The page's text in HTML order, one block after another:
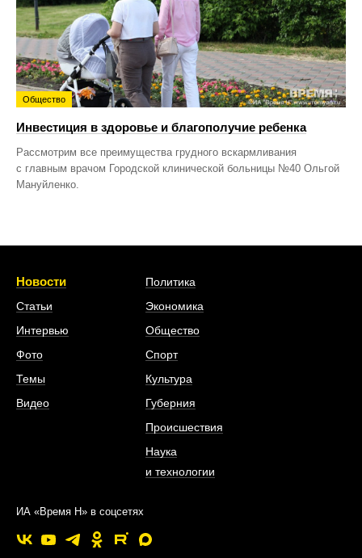
Общество
Инвестиция в здоровье и благополучие ребенка
Рассмотрим все преимущества грудного вскармливания
с главным врачом Городской клинической больницы №40 Ольгой
Мануйленко.
Новости
Статьи
Интервью
Фото
Темы
Видео
Политика
Экономика
Общество
Спорт
Культура
Губерния
Происшествия
Наука
и технологии
ИА «Время Н» в соцсетях